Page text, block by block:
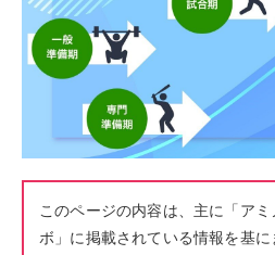
このページの内容は、主に「ア
ボ」に掲載されている情報を基